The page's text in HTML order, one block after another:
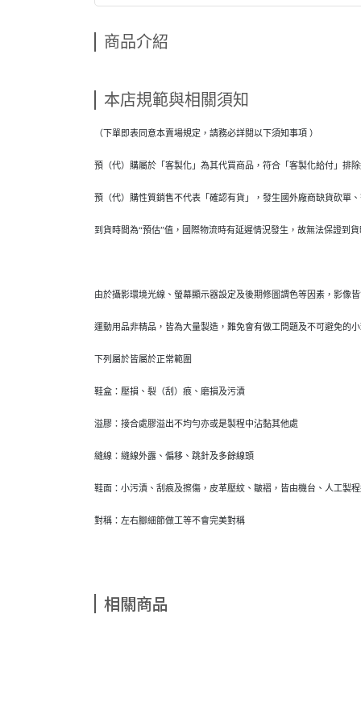
商品介紹
本店規範與相關須知
（下單即表同意本賣場規定，請務必詳閱以下須知事項 ）
預（代）購屬於「客製化」為其代買商品，符合「客製化給付」排
預（代）購性質銷售不代表「確認有貨」，發生國外廠商缺貨砍單
到貨時間為“預估”值，國際物流時有延遲情況發生，故無法保證到
由於攝影環境光線、螢幕顯示器設定及後期修圖調色等因素，影像
運動用品非精品，皆為大量製造，難免會有做工問題及不可避免的
下列屬於皆屬於正常範圍
鞋盒：壓損、裂（刮）痕、磨損及污漬
溢膠：接合處膠溢出不均勻亦或是製程中沾黏其他處
縫線：縫線外露、偏移、跳針及多餘線頭
鞋面：小污漬、刮痕及擦傷，皮革壓紋、皺褶，皆由機台、人工製
對稱：左右腳細節做工等不會完美對稱
相關商品